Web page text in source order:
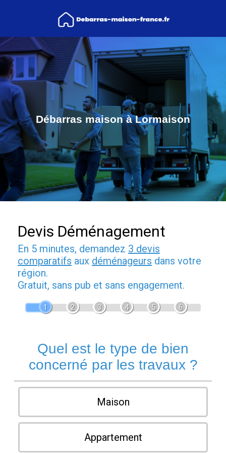
Débarras maison à Lormaison
Devis Déménagement
En 5 minutes, demandez 3 devis
comparatifs aux déménageurs dans votre
région.
Gratuit, sans pub et sans engagement.
1 2 3 4 5 6
Quel est le type de bien
concerné par les travaux ?
Maison
Appartement